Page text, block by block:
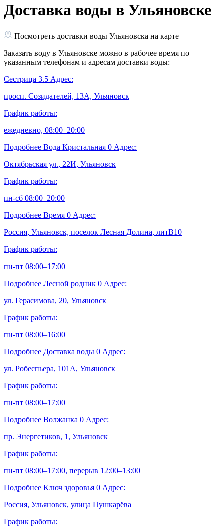
Доставка воды в Ульяновске
Посмотреть доставки воды Ульяновска на карте
Заказать воду в Ульяновске можно в рабочее время по
указанным телефонам и адресам доставки воды:
Сестрица 3.5 Адрес:
просп. Созидателей, 13А, Ульяновск
График работы:
ежедневно, 08:00–20:00
Подробнее Вода Кристальная 0 Адрес:
Октябрьская ул., 22И, Ульяновск
График работы:
пн-сб 08:00–20:00
Подробнее Время 0 Адрес:
Россия, Ульяновск, поселок Лесная Долина, литВ10
График работы:
пн-пт 08:00–17:00
Подробнее Лесной родник 0 Адрес:
ул. Герасимова, 20, Ульяновск
График работы:
пн-пт 08:00–16:00
Подробнее Доставка воды 0 Адрес:
ул. Робеспьера, 101А, Ульяновск
График работы:
пн-пт 08:00–17:00
Подробнее Волжанка 0 Адрес:
пр. Энергетиков, 1, Ульяновск
График работы:
пн-пт 08:00–17:00, перерыв 12:00–13:00
Подробнее Ключ здоровья 0 Адрес:
Россия, Ульяновск, улица Пушкарёва
График работы: